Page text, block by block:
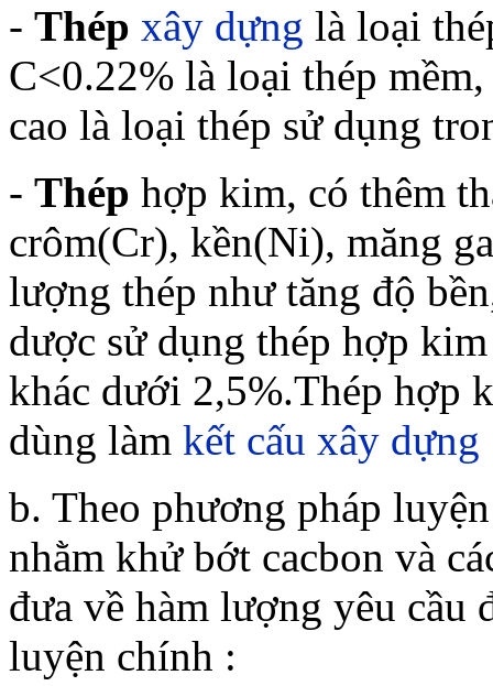
- Thép xây dựng là loại
C<0.22% là loại thép
cao là loại thép sử dụng
- Thép hợp kim, có thêm
crôm(Cr), kền(Ni), măng
lượng thép như tăng độ
dược sử dụng thép hợp
khác dưới 2,5%.Thép hợp
dùng làm kết cấu xây dựng
b. Theo phương pháp
nhằm khử bớt cacbon và
đưa về hàm lượng yêu
luyện chính :